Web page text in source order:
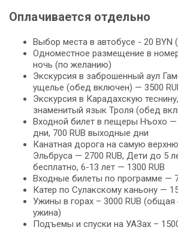
Оплачивается отдельно
Выбор места в автобусе - 20 BYN
Одноместное размещение в
ночь (по желанию)
Экскурсия в заброшенный аул
ущелье (обед включен) — 3500
Экскурсия в Карадахскую
знаменитый язык Троля (обед
Входной билет в пещеры Нъохо —
дни, 700 RUB выходные дни
Канатная дорога на самую
Эльбруса — 2700 RUB, Дети до 5
бесплатно, 6-13 лет — 1300 RUB
Входные билеты по программе —
Катер по Сулакскому каньону —
Ужины в горах – 3000 RUB (общая
ужина)
Подъемы и спуски на УАЗах –